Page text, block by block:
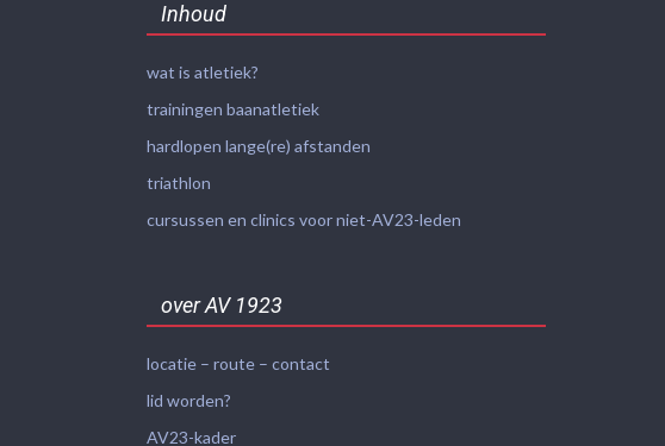
Inhoud
wat is atletiek?
trainingen baanatletiek
hardlopen lange(re) afstanden
triathlon
cursussen en clinics voor niet-AV23-leden
over AV 1923
locatie – route – contact
lid worden?
AV23-kader